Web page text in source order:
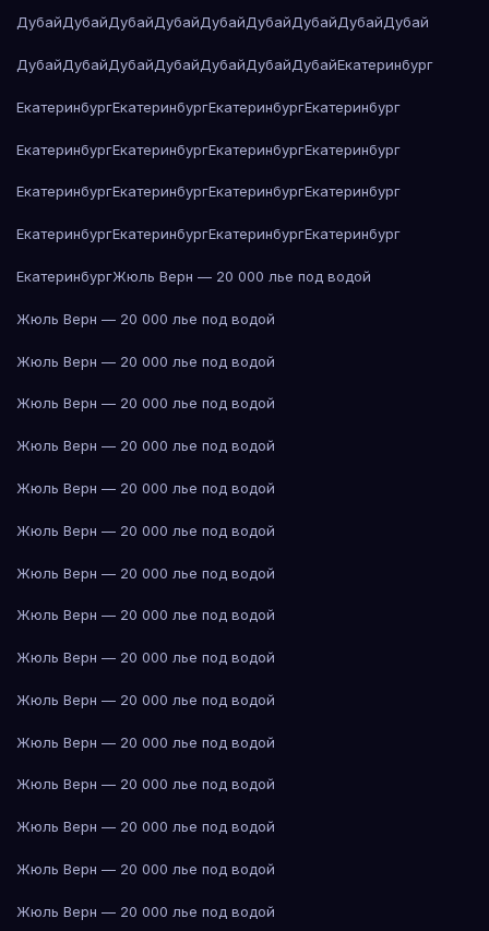
ДубайДубайДубайДубайДубайДубайДубайДубайДубай
ДубайДубайДубайДубайДубайДубайДубайЕкатеринбург
ЕкатеринбургЕкатеринбургЕкатеринбургЕкатеринбург
ЕкатеринбургЕкатеринбургЕкатеринбургЕкатеринбург
ЕкатеринбургЕкатеринбургЕкатеринбургЕкатеринбург
ЕкатеринбургЕкатеринбургЕкатеринбургЕкатеринбург
ЕкатеринбургЖюль Верн — 20 000 лье под водой
Жюль Верн — 20 000 лье под водой
Жюль Верн — 20 000 лье под водой
Жюль Верн — 20 000 лье под водой
Жюль Верн — 20 000 лье под водой
Жюль Верн — 20 000 лье под водой
Жюль Верн — 20 000 лье под водой
Жюль Верн — 20 000 лье под водой
Жюль Верн — 20 000 лье под водой
Жюль Верн — 20 000 лье под водой
Жюль Верн — 20 000 лье под водой
Жюль Верн — 20 000 лье под водой
Жюль Верн — 20 000 лье под водой
Жюль Верн — 20 000 лье под водой
Жюль Верн — 20 000 лье под водой
Жюль Верн — 20 000 лье под водой